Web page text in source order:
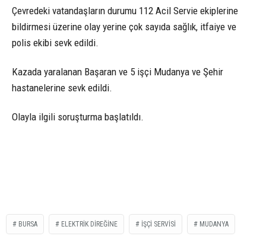
Çevredeki vatandaşların durumu 112 Acil Servie ekiplerine
bildirmesi üzerine olay yerine çok sayıda sağlık, itfaiye ve
polis ekibi sevk edildi.
Kazada yaralanan Başaran ve 5 işçi Mudanya ve Şehir
hastanelerine sevk edildi.
Olayla ilgili soruşturma başlatıldı.
BURSA ELEKTRIK DIREĞINE IŞÇI SERVISI MUDANYA